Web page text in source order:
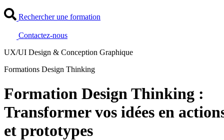
Rechercher une formation
Contactez-nous
UX/UI Design & Conception Graphique
Formations Design Thinking
Formation Design Thinking :
Transformer vos idées en
et prototypes